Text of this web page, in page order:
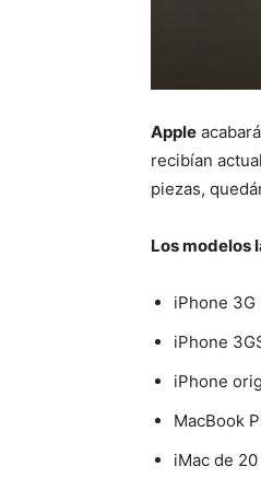
Apple
recibían
piezas,
Los modelos
iPhone 3G
iPhone
iPhone
MacBook
iMac de